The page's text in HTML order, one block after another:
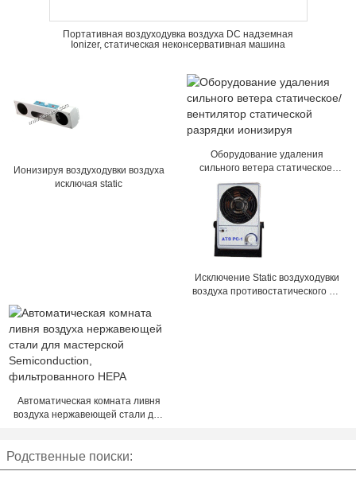
Портативная воздуходувка воздуха DC надземная
Ionizer, статическая неконсервативная машина
Ионизируя воздуходувки воздуха
исключая static
Оборудование удаления
сильного ветера статическое/
вентилятор статической
разрядки ионизируя
Исключение Static воздуходувки
воздуха противостатического ПК
Автоматическая комната ливня
воздуха нержавеющей стали для
Родственные поиски: